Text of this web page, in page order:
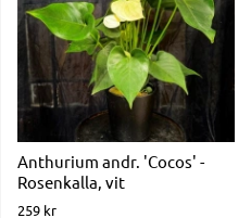
Anthurium andr. 'Cocos' -
Rosenkalla, vit
259 kr